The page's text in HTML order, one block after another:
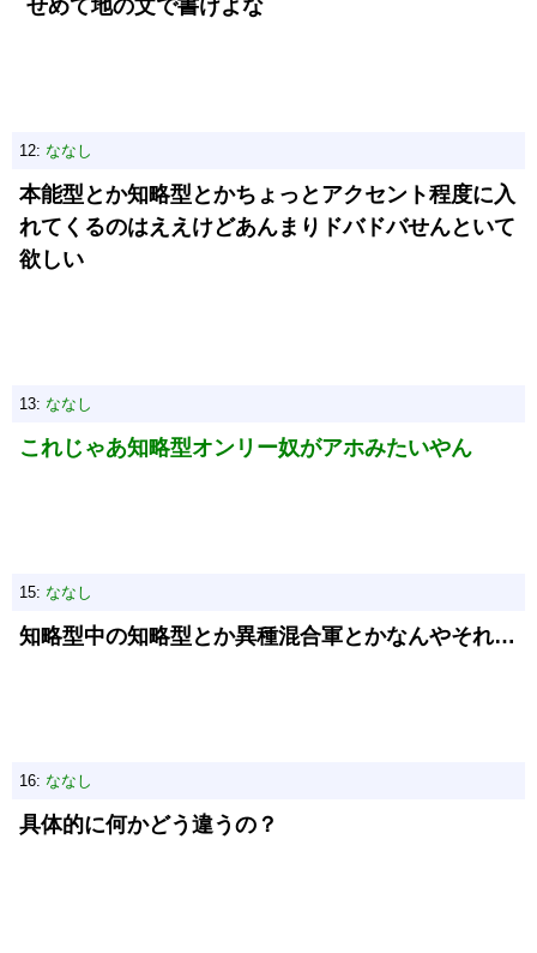
せめて地の文で書けよな
12: ななし
本能型とか知略型とかちょっとアクセント程度に入
れてくるのはええけどあんまりドバドバせんといて
欲しい
13: ななし
これじゃあ知略型オンリー奴がアホみたいやん
15: ななし
知略型中の知略型とか異種混合軍とかなんやそれ…
16: ななし
具体的に何かどう違うの？